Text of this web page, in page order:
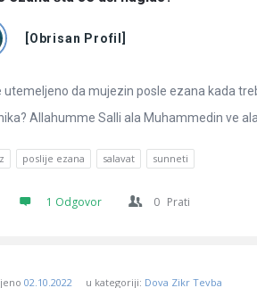
[Obrisan Profil]
utemeljeno da mujezin posle ezana kada
Allahumme Salli ala Muhammedin ve
poslije ezana salavat sunneti
1 Odgovor 0 Prati
02.10.2022 u kategoriji: Dova Zikr Tevba